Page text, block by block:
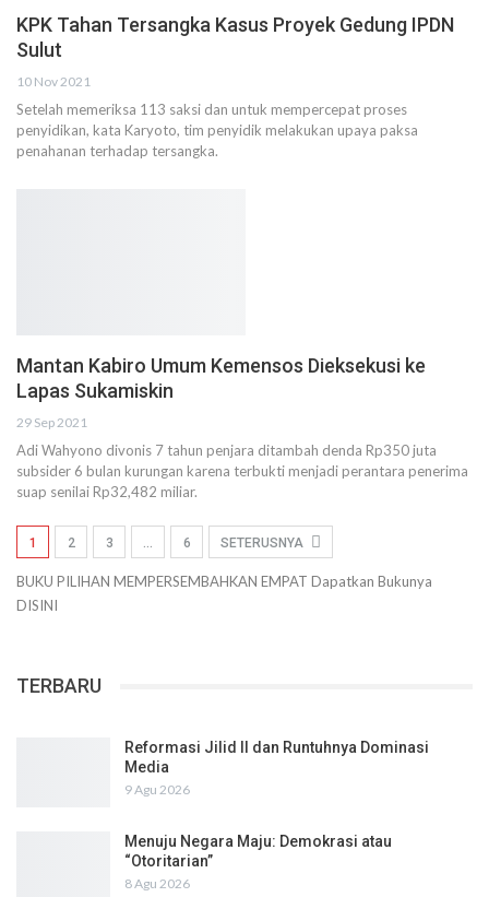
KPK Tahan Tersangka Kasus Proyek Gedung IPDN
Sulut
10 Nov 2021
Setelah memeriksa 113 saksi dan untuk mempercepat proses
penyidikan, kata Karyoto, tim penyidik melakukan upaya paksa
penahanan terhadap tersangka.
Mantan Kabiro Umum Kemensos Dieksekusi ke
Lapas Sukamiskin
29 Sep 2021
Adi Wahyono divonis 7 tahun penjara ditambah denda Rp350 juta
subsider 6 bulan kurungan karena terbukti menjadi perantara penerima
suap senilai Rp32,482 miliar.
1 2 3 … 6 SETERUSNYA
BUKU PILIHAN MEMPERSEMBAHKAN EMPAT Dapatkan Bukunya
DISINI
TERBARU
Reformasi Jilid II dan Runtuhnya Dominasi
Media
9 Agu 2026
Menuju Negara Maju: Demokrasi atau
“Otoritarian”
8 Agu 2026